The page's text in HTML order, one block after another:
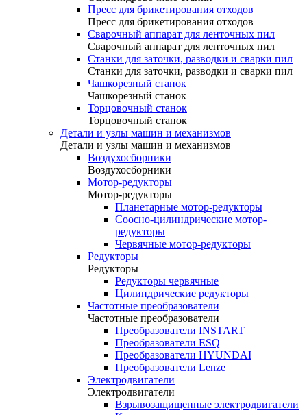
Пресс для брикетирования отходов
Пресс для брикетирования отходов
Сварочный аппарат для ленточных пил
Сварочный аппарат для ленточных пил
Станки для заточки, разводки и сварки пил
Станки для заточки, разводки и сварки пил
Чашкорезный станок
Чашкорезный станок
Торцовочный станок
Торцовочный станок
Детали и узлы машин и механизмов
Детали и узлы машин и механизмов
Воздухосборники
Воздухосборники
Мотор-редукторы
Мотор-редукторы
Планетарные мотор-редукторы
Соосно-цилиндрические мотор-
редукторы
Червячные мотор-редукторы
Редукторы
Редукторы
Редукторы червячные
Цилиндрические редукторы
Частотные преобразователи
Частотные преобразователи
Преобразователи INSTART
Преобразователи ESQ
Преобразователи HYUNDAI
Преобразователи Lenze
Электродвигатели
Электродвигатели
Взрывозащищенные электродвигатели